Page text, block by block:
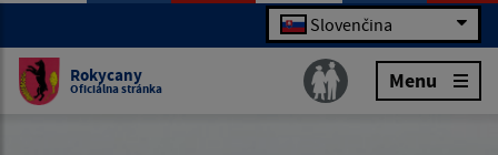
Slovenčina
Rokycany
Oficiálna stránka Menu